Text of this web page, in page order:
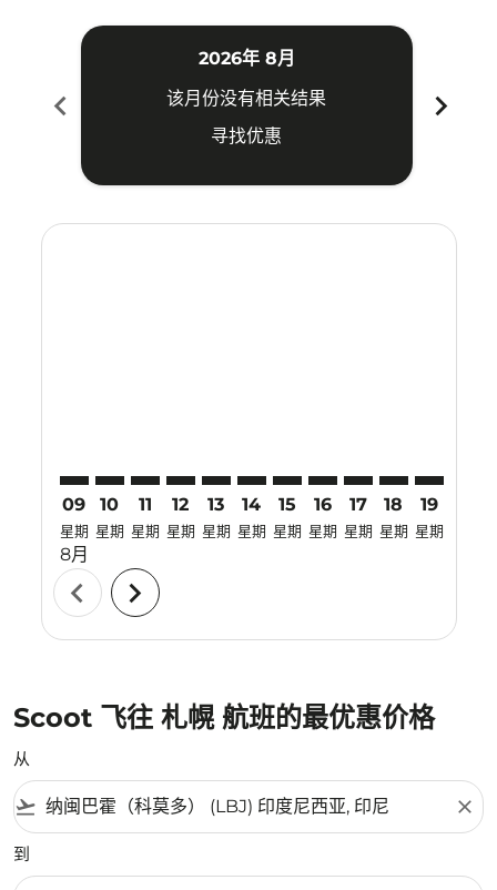
chevron_left
2026年 8月
该月份没有相关结果
寻找优惠
chevron_right
09
星期
8月
10
星期
11
星期
12
星期
13
星期
14
星期
15
星期
16
星期
17
星期
18
星期
19
星期
chevron_left chevron_right
Scoot 飞往 札幌 航班的最优惠价格
从
flight_takeoff close
到